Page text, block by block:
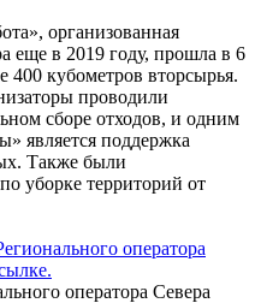
организованная
еще в 2019 году, прошла в 6
400 кубометров вторсырья.
проводили
сборе отходов, и одним
является поддержка
Также были
уборке территорий от
оператора
оператора Севера